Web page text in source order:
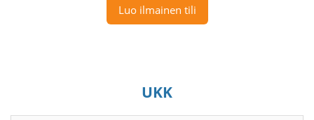
Luo ilmainen tili
UKK